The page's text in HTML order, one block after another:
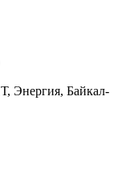
Энергия, Байкал-